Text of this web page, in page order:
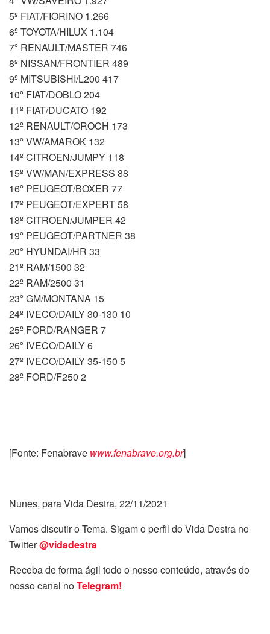
5º FIAT/FIORINO 1.266
6º TOYOTA/HILUX 1.104
7º RENAULT/MASTER 746
8º NISSAN/FRONTIER 489
9º MITSUBISHI/L200 417
10º FIAT/DOBLO 204
11º FIAT/DUCATO 192
12º RENAULT/OROCH 173
13º VW/AMAROK 132
14º CITROEN/JUMPY 118
15º VW/MAN/EXPRESS 88
16º PEUGEOT/BOXER 77
17º PEUGEOT/EXPERT 58
18º CITROEN/JUMPER 42
19º PEUGEOT/PARTNER 38
20º HYUNDAI/HR 33
21º RAM/1500 32
22º RAM/2500 31
23º GM/MONTANA 15
24º IVECO/DAILY 30-130 10
25º FORD/RANGER 7
26º IVECO/DAILY 6
27º IVECO/DAILY 35-150 5
28º FORD/F250 2
[Fonte: Fenabrave www.fenabrave.org.br]
Nunes, para Vida Destra, 22/11/2021
Vamos discutir o Tema. Sigam o perfil do Vida Destra no
Twitter@vidadestra
Receba de forma ágil todo o nosso conteúdo, através do
nosso canal noTelegram!